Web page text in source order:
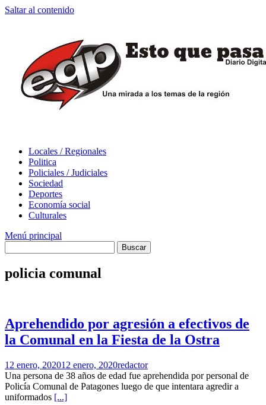
Saltar al contenido
Locales / Regionales
Politica
Policiales / Judiciales
Sociedad
Deportes
Economía social
Culturales
Menú principal
policia comunal
Aprehendido por agresión a efectivos de
la Comunal en la Fiesta de la Ostra
12 enero, 202012 enero, 2020redactor
Una persona de 38 años de edad fue aprehendida por personal de
Policía Comunal de Patagones luego de que intentara agredir a
uniformados [...]